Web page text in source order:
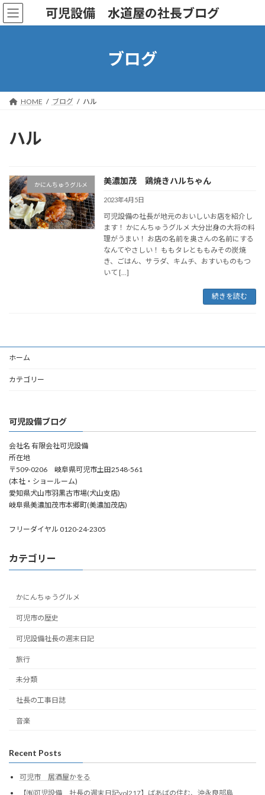
コ
ン
ナ
ビ
可児設備 水道屋の社長ブログ
ブログ
HOME ブログ ハル
ハル
かにんちゅうグルメ 美濃加茂 鶏焼きハルちゃん
2023年4月5日
可児設備の社長が地元のおいしいお店を紹介し
ます！ かにんちゅうグルメ 大分出身の大将の料
理がうまい！ お店の名前を奥さんの名前にする
なんてやさしい！ ももタレとももみその炭焼
き、ごはん、サラダ、キムチ、おすいものもつ
いて […]
続きを読む
ホーム
カテゴリー
可児設備ブログ
会社名 有限会社可児設備
所在地
〒509-0206 岐阜県可児市土田2548-561
(本社・ショールーム)
愛知県犬山市羽黒古市場(犬山支店)
岐阜県美濃加茂市本郷町(美濃加茂店)
フリーダイヤル 0120-24-2305
カテゴリー
かにんちゅうグルメ
可児市の歴史
可児設備社長の週末日記
旅行
未分類
社長の工事日誌
音楽
Recent Posts
可児市 居酒屋かをる
【㈲可児設備 社長の週末日記vol217】ばあばの住む、沖永良部島